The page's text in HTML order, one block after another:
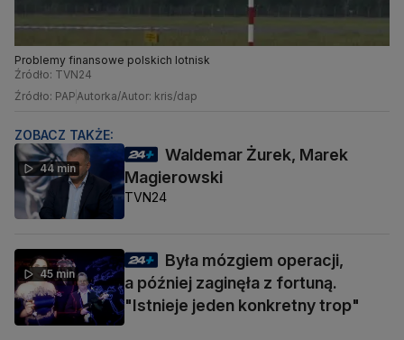
Problemy finansowe polskich lotnisk
Źródło: TVN24
Źródło: PAP Autorka/Autor: kris/dap
ZOBACZ TAKŻE:
44 min
Waldemar Żurek, Marek
Magierowski
TVN24
45 min
Była mózgiem operacji,
a później zaginęła z fortuną.
"Istnieje jeden konkretny trop"